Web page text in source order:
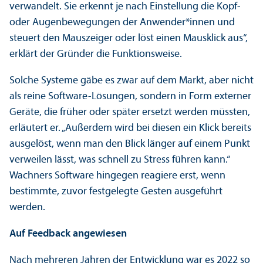
verwandelt. Sie erkennt je nach Einstellung die Kopf-
oder Augenbewegungen der Anwender*innen und
steuert den Mauszeiger oder löst einen Mausklick aus“,
erklärt der Gründer die Funktions­weise.
Solche Systeme gäbe es zwar auf dem Markt, aber nicht
als reine Software-Lösungen, sondern in Form externer
Geräte, die früher oder später ersetzt werden müssten,
erläutert er. „Außerdem wird bei diesen ein Klick bereits
ausgelöst, wenn man den Blick länger auf einem Punkt
verweilen lässt, was schnell zu Stress führen kann.“
Wachners Software hingegen reagiere erst, wenn
bestimmte, zuvor festgelegte Gesten ausgeführt
werden.
Auf Feedback angewiesen
Nach mehreren Jahren der Entwicklung war es 2022 so